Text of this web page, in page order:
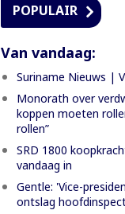
POPULAIR
Van vandaag:
Suriname Nieuws |
Monorath over
koppen moeten
rollen”
SRD 1800
vandaag in
Gentle: 'Vice-
ontslag